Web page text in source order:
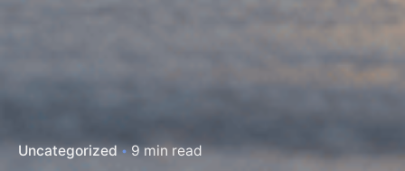
Uncategorized 9 min read